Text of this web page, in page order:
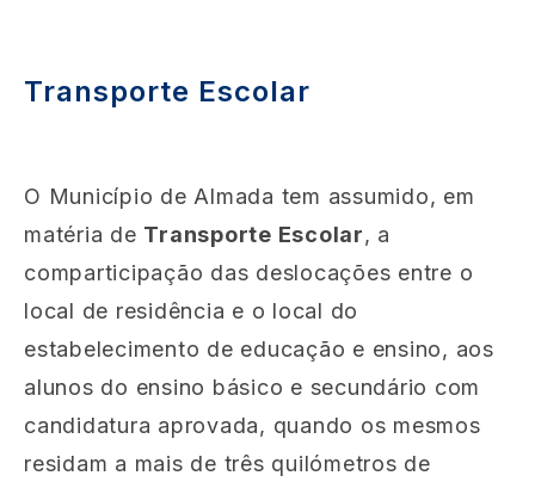
Transporte Escolar
O Município de Almada tem assumido, em
matéria de Transporte Escolar, a
comparticipação das deslocações entre o
local de residência e o local do
estabelecimento de educação e ensino, aos
alunos do ensino básico e secundário com
candidatura aprovada, quando os mesmos
residam a mais de três quilómetros de